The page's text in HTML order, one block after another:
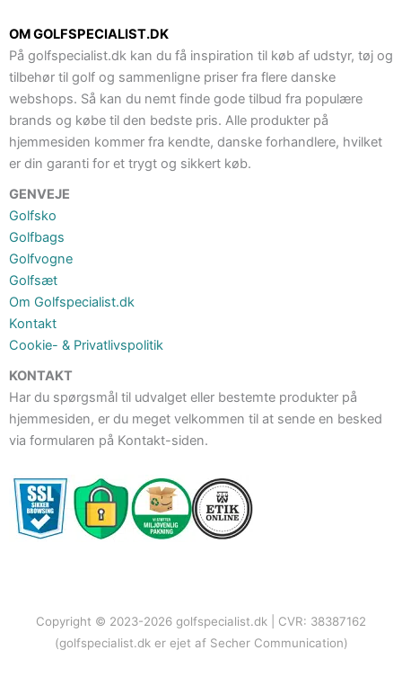
OM GOLFSPECIALIST.DK
På golfspecialist.dk kan du få inspiration til køb af udstyr, tøj og
tilbehør til golf og sammenligne priser fra flere danske
webshops. Så kan du nemt finde gode tilbud fra populære
brands og købe til den bedste pris. Alle produkter på
hjemmesiden kommer fra kendte, danske forhandlere, hvilket
er din garanti for et trygt og sikkert køb.
GENVEJE
Golfsko
Golfbags
Golfvogne
Golfsæt
Om Golfspecialist.dk
Kontakt
Cookie- & Privatlivspolitik
KONTAKT
Har du spørgsmål til udvalget eller bestemte produkter på
hjemmesiden, er du meget velkommen til at sende en besked
via formularen på Kontakt-siden.
Copyright © 2023-2026 golfspecialist.dk | CVR: 38387162
(golfspecialist.dk er ejet af Secher Communication)